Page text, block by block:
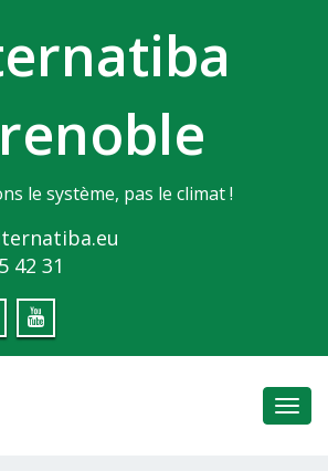
le système, pas le climat !
42 31